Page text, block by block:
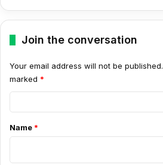
Join the conversation
Your email address will not be published.
marked *
m
Name *